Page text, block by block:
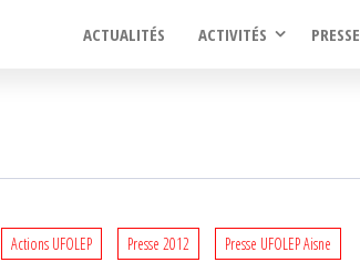
ACTUALITÉS ACTIVITÉS PRESSE
Actions UFOLEP Presse 2012 Presse UFOLEP Aisne